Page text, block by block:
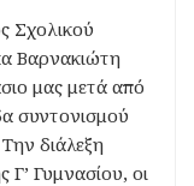
Σχολικού
Βαρνακιώτη
μας μετά από
συντονισμού
διάλεξη
Γυμνασίου, οι